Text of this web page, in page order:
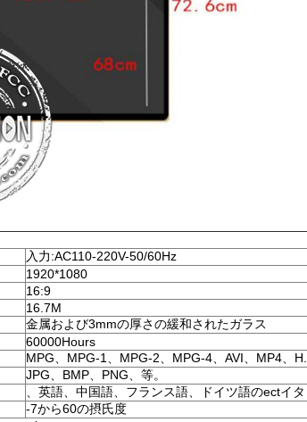
入力:AC110-220V-50/60Hz
1920*1080
16:9
16.7M
金属および3mmの厚さの緩和されたガラス
60000Hours
MPG、MPG-1、MPG-2、MPG-4、AVI、MP4、
JPG、BMP、PNG、等。
、英語、中国語、フランス語、ドイツ語のectイタ
-7から60の摂氏度